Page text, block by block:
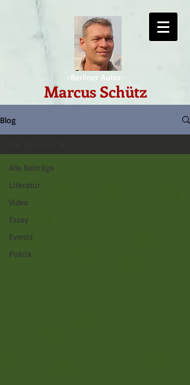
-Berliner Autor-
Marcus Schütz
Blog
Alle Beiträge
Literatur
Video
Essay
Events
Politik